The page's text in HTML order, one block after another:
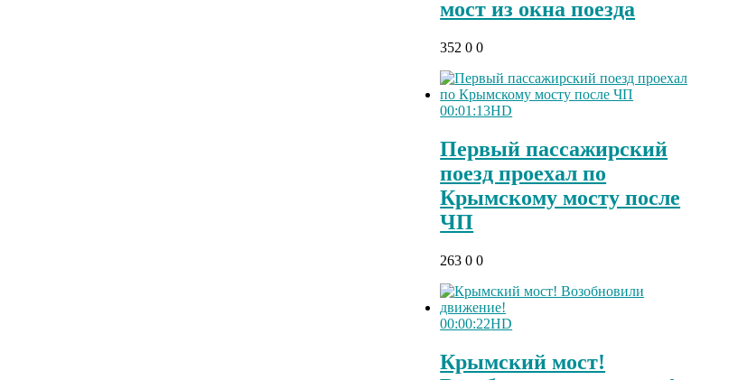
мост из окна поезда
352 0 0
00:01:13HD
Первый пассажирский
поезд проехал по
Крымскому мосту после
ЧП
263 0 0
00:00:22HD
Крымский мост!